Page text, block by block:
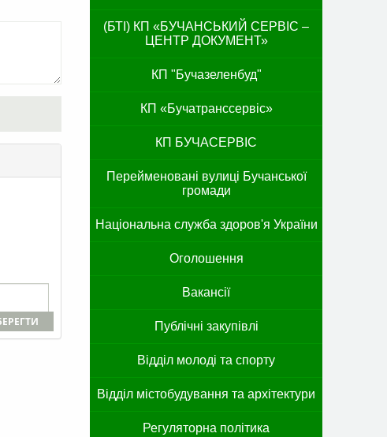
(БТІ) КП «БУЧАНСЬКИЙ СЕРВІС –
ЦЕНТР ДОКУМЕНТ»
КП "Бучазеленбуд"
КП «Бучатранссервіс»
КП БУЧАСЕРВІС
Перейменовані вулиці Бучанської
громади
Національна служба здоров'я України
Оголошення
Вакансії
Публічні закупівлі
Відділ молоді та спорту
Відділ містобудування та архітектури
Регуляторна політика